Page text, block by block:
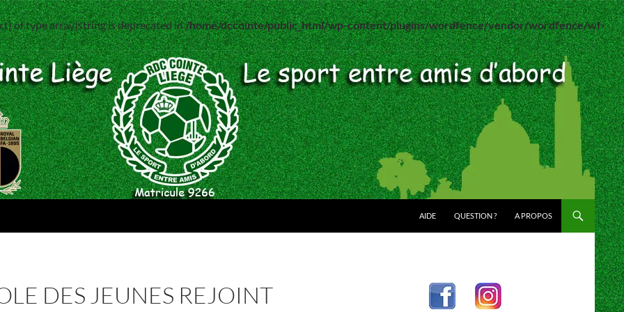
of type array|string is deprecated in/home/dccointe/public_html/wp-content/plugins/wordfence/vendor/wordfence/wf-
AIDE QUESTION ? A PROPOS
DES JEUNES REJOINT